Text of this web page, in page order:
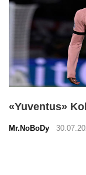
«Yuventus»
Mr.NoBoDy